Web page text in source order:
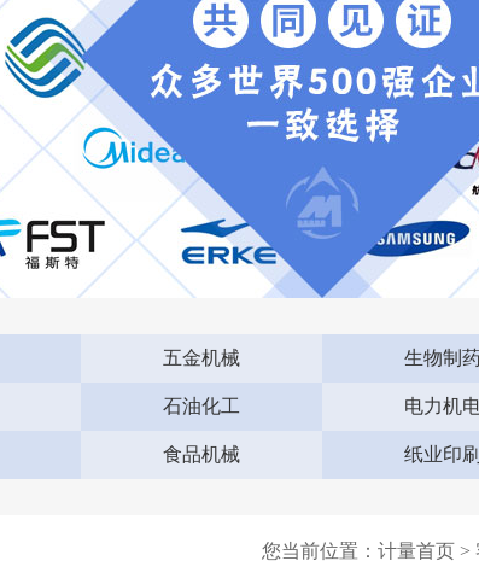
五金机械 生物制
石油化工 电力机
食品机械 纸业印刷
您当前位置： 计量首页 >